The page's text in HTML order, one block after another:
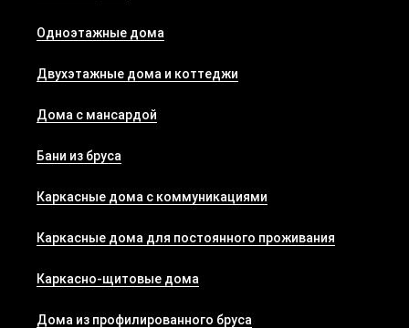
Одноэтажные дома
Двухэтажные дома и коттеджи
Дома с мансардой
Бани из бруса
Каркасные дома с коммуникациями
Каркасные дома для постоянного проживания
Каркасно-щитовые дома
Дома из профилированного бруса